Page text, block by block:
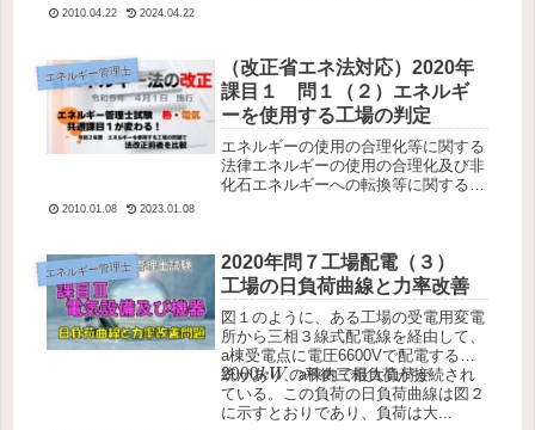
2010.04.22 2024.04.22
エネルギー管理士
（改正省エネ法対応）2020年
課目１ 問１（２）エネルギ
ーを使用する工場の判定
エネルギーの使用の合理化等に関する
法律エネルギーの使用の合理化及び非
化石エネルギーへの転換等に関する法
する 『令』、『則』の規定)...
2010.01.08 2023.01.08
エネルギー管理士
2020年問７工場配電（３）
工場の日負荷曲線と力率改善
図１のように、ある工場の受電用変電
所から三相３線式配電線を経由して、
a棟受電点に電圧6600Vで配電する系
統があり、a棟内で最大負荷が
2000kW
2000kWの平衡三相負荷が接続され
ている。この負荷の日負荷曲線は図２
に示すとおりであり、負荷は大...